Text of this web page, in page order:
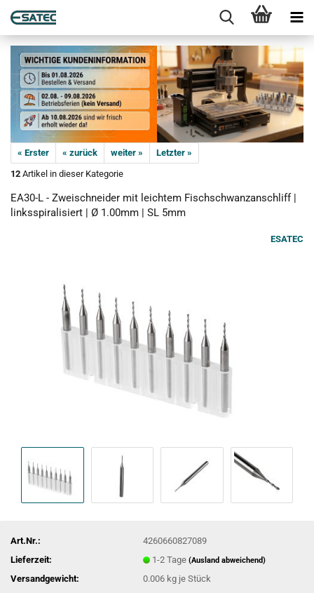
« Erster « zurück weiter »
Letzter »
12 Artikel in dieser Kategorie
EA30-L - Zweischneider mit leichtem Fischschwanzanschliff |
linksspiralisiert | Ø 1.00mm | SL 5mm
ESATEC
Art.Nr.:
4260660827089
Lieferzeit:
1-2 Tage(Ausland abweichend)
Versandgewicht: 0.006 kg je Stück